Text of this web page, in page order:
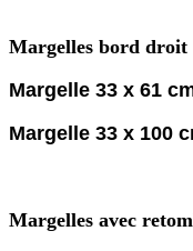
Margelles bord droit
Margelle 33 x 61
Margelle 33 x 100
Margelles avec